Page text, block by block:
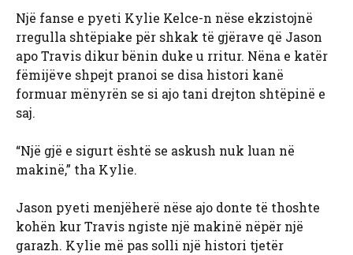
Një fanse e pyeti Kylie Kelce-n nëse ekzistojnë
rregulla shtëpiake për shkak të gjërave që Jason
apo Travis dikur bënin duke u rritur. Nëna e katër
fëmijëve shpejt pranoi se disa histori kanë
formuar mënyrën se si ajo tani drejton shtëpinë e
saj.
“Një gjë e sigurt është se askush nuk luan në
makinë,” tha Kylie.
Jason pyeti menjëherë nëse ajo donte të thoshte
kohën kur Travis ngiste një makinë nëpër një
garazh. Kylie më pas solli një histori tjetër